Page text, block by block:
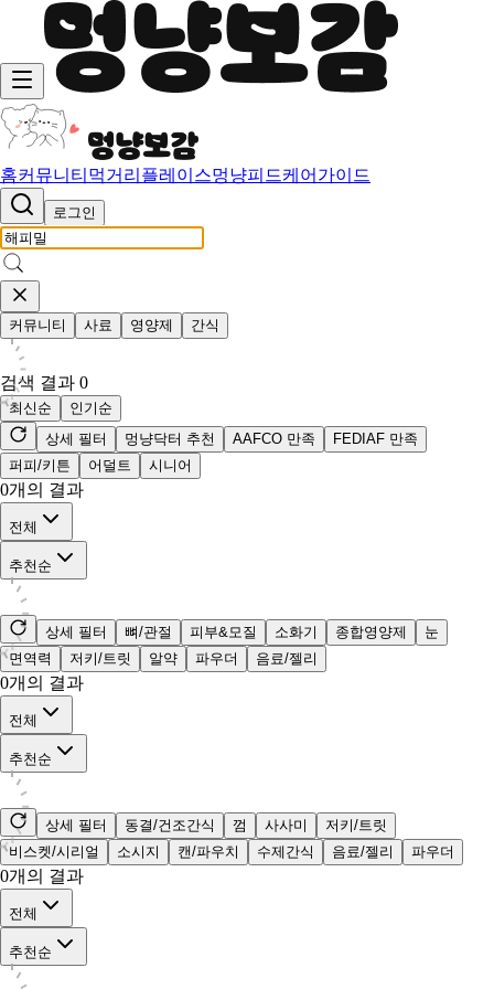
홈커뮤니티 먹거리 플레이스멍냥피드케어가이드
로그인
커뮤니티 사료 영양제 간식
검색 결과 0
최신순
인기순
상세 필터
멍냥닥터 추천 AAFCO 만족
FEDIAF 만족
퍼피/키튼
어덜트 시니어
0개의 결과
전체
추천순
상세 필터 뼈/관절 피부&모질 소화기 종합영양제
눈
면역력
저키/트릿 알약 파우더 음료/젤리
0개의 결과
전체
추천순
상세 필터 동결/건조간식 껌 사사미
저키/트릿
비스켓/시리얼
소시지 캔/파우치 수제간식 음료/젤리 파우더
0개의 결과
전체
추천순